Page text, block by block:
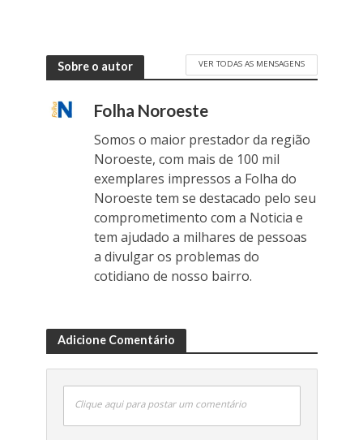
Sobre o autor VER TODAS AS MENSAGENS
Folha Noroeste
Somos o maior prestador da região
Noroeste, com mais de 100 mil
exemplares impressos a Folha do
Noroeste tem se destacado pelo seu
comprometimento com a Noticia e
tem ajudado a milhares de pessoas
a divulgar os problemas do
cotidiano de nosso bairro.
Adicione Comentário
Clique aqui para postar um comentário